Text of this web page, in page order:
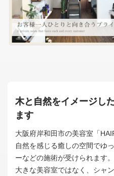
木と自然をイメージし
ます
大阪府岸和田市の美容室「
自然を感じる癒しの空間でゆ
ーなどの施術が受けられます。
大きな美容室ではなく、シャ